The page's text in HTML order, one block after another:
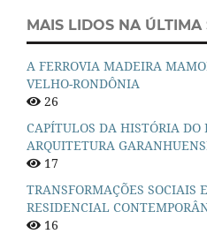
MAIS LIDOS NA ÚLTIMA
A FERROVIA MADEIRA
VELHO-RONDÔNIA
26
CAPÍTULOS DA HISTÓRIA DO
ARQUITETURA
17
TRANSFORMAÇÕES SOCIAIS
RESIDENCIAL
16